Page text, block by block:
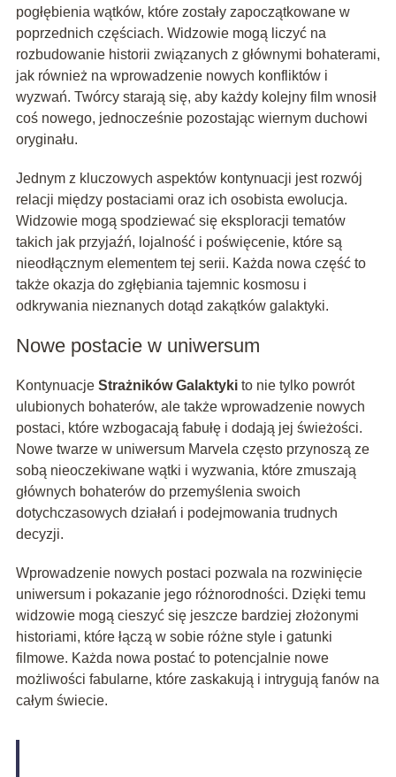
pogłębienia wątków, które zostały zapoczątkowane w
poprzednich częściach. Widzowie mogą liczyć na
rozbudowanie historii związanych z głównymi bohaterami,
jak również na wprowadzenie nowych konfliktów i
wyzwań. Twórcy starają się, aby każdy kolejny film wnosił
coś nowego, jednocześnie pozostając wiernym duchowi
oryginału.
Jednym z kluczowych aspektów kontynuacji jest rozwój
relacji między postaciami oraz ich osobista ewolucja.
Widzowie mogą spodziewać się eksploracji tematów
takich jak przyjaźń, lojalność i poświęcenie, które są
nieodłącznym elementem tej serii. Każda nowa część to
także okazja do zgłębiania tajemnic kosmosu i
odkrywania nieznanych dotąd zakątków galaktyki.
Nowe postacie w uniwersum
Kontynuacje Strażników Galaktykito nie tylko powrót
ulubionych bohaterów, ale także wprowadzenie nowych
postaci, które wzbogacają fabułę i dodają jej świeżości.
Nowe twarze w uniwersum Marvela często przynoszą ze
sobą nieoczekiwane wątki i wyzwania, które zmuszają
głównych bohaterów do przemyślenia swoich
dotychczasowych działań i podejmowania trudnych
decyzji.
Wprowadzenie nowych postaci pozwala na rozwinięcie
uniwersum i pokazanie jego różnorodności. Dzięki temu
widzowie mogą cieszyć się jeszcze bardziej złożonymi
historiami, które łączą w sobie różne style i gatunki
filmowe. Każda nowa postać to potencjalnie nowe
możliwości fabularne, które zaskakują i intrygują fanów na
całym świecie.